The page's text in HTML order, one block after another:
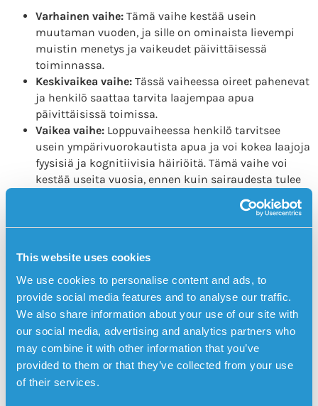
This website uses cookies
We use cookies to personalise content and ads, to
provide social media features and to analyse our traffic.
We also share information about your use of our site with
our social media, advertising and analytics partners who
may combine it with other information that you’ve
provided to them or that they’ve collected from your use
of their services.
Varhainen vaihe:Tämä vaihe kestää usein
muutaman vuoden, ja sille on ominaista lievempi
muistin menetys ja vaikeudet päivittäisessä
toiminnassa.
Keskivaikea vaihe:Tässä vaiheessa oireet pahenevat
ja henkilö saattaa tarvita laajempaa apua
päivittäisissä toimissa.
Vaikea vaihe:Loppuvaiheessa henkilö tarvitsee
usein ympärivuorokautista apua ja voi kokea laajoja
fyysisiä ja kognitiivisia häiriöitä. Tämä vaihe voi
kestää useita vuosia, ennen kuin sairaudesta tulee
elämänlaadun ylläpitämiseksi. Tärkeä osa on sosiaalinen
ja emotionaalinen tuki, joka voi lievittää ahdistuksen ja
yksinäisyyden tunnetta. Säännöllinen kontakti läheisten
kanssa, virkistävä toiminta ja räätälöity hoito ovat
Ulkona toimivat GPS-paikannuksella varustetut
turvahälyttimet voivat olla suuri helpotus
dementiassa